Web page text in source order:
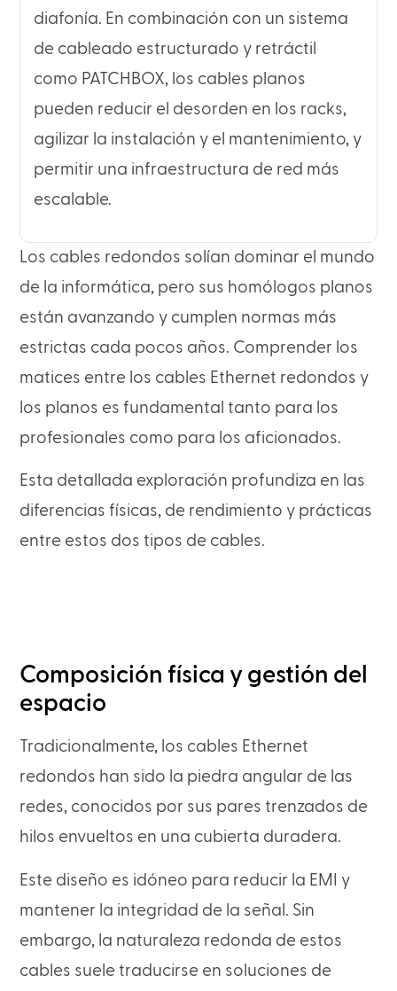
diafonía. En combinación con un sistema
de cableado estructurado y retráctil
como PATCHBOX, los cables planos
pueden reducir el desorden en los racks,
agilizar la instalación y el mantenimiento, y
permitir una infraestructura de red más
escalable.
Los cables redondos solían dominar el mundo
de la informática, pero sus homólogos planos
están avanzando y cumplen normas más
estrictas cada pocos años. Comprender los
matices entre los cables Ethernet redondos y
los planos es fundamental tanto para los
profesionales como para los aficionados.
Esta detallada exploración profundiza en las
diferencias físicas, de rendimiento y prácticas
entre estos dos tipos de cables.
Composición física y gestión del
espacio
Tradicionalmente, los cables Ethernet
redondos han sido la piedra angular de las
redes, conocidos por sus pares trenzados de
hilos envueltos en una cubierta duradera.
Este diseño es idóneo para reducir la EMI y
mantener la integridad de la señal. Sin
embargo, la naturaleza redonda de estos
cables suele traducirse en soluciones de